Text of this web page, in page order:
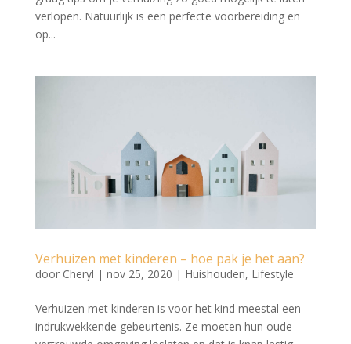
verlopen. Natuurlijk is een perfecte voorbereiding en
op...
Verhuizen met kinderen – hoe pak je het aan?
door Cheryl | nov 25, 2020 | Huishouden, Lifestyle
Verhuizen met kinderen is voor het kind meestal een
indrukwekkende gebeurtenis. Ze moeten hun oude